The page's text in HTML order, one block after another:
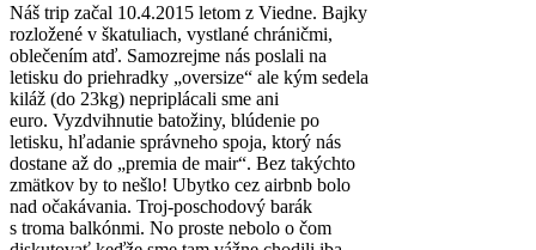
Náš trip začal 10.4.2015 letom z Viedne. Bajky
rozložené v škatuliach, vystlané chráničmi,
oblečením atď. Samozrejme nás poslali na
letisku do priehradky „oversize“ ale kým sedela
kiláž (do 23kg) nepriplácali sme ani
euro. Vyzdvihnutie batožiny, blúdenie po
letisku, hľadanie správneho spoja, ktorý nás
dostane až do „premia de mair“. Bez takýchto
zmätkov by to nešlo! Ubytko cez airbnb bolo
nad očakávania. Troj-poschodový barák
s troma balkónmi. No proste nebolo o čom